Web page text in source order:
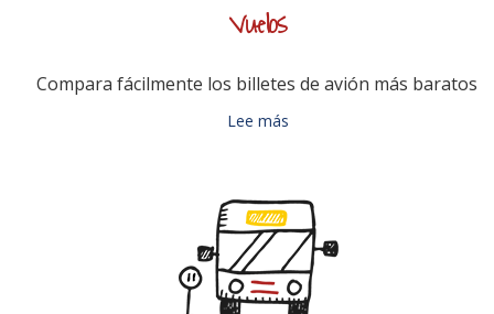
Vuelos
Compara fácilmente los billetes de avión más baratos.
Lee más